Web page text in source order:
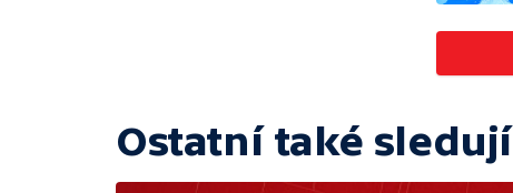
Ostatní také sledují